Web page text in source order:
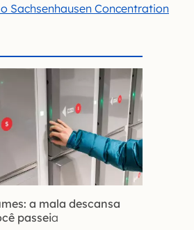
Sachsenhausen Concentration
a mala descansa
passeia